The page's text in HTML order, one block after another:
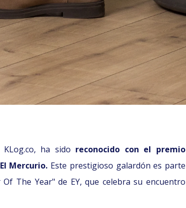
ha sido reconocido con el premio
Mercurio. Este prestigioso galardón es parte
The Year" de EY, que celebra su encuentro